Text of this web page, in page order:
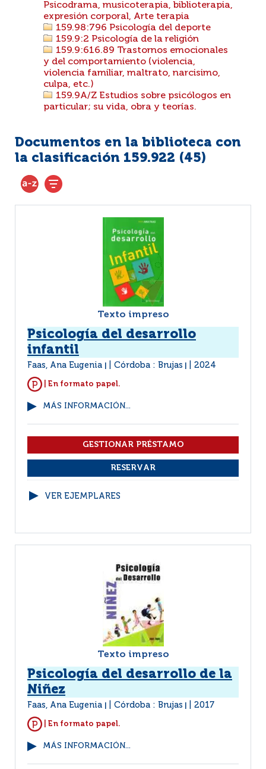
Psicodrama, musicoterapia, biblioterapia,
expresión corporal, Arte terapia
159.98:796 Psicología del deporte
159.9:2 Psicología de la religión
159.9:616.89 Trastornos emocionales
y del comportamiento (violencia,
violencia familiar, maltrato, narcisimo,
culpa, etc.)
159.9A/Z Estudios sobre psicólogos en
particular; su vida, obra y teorías.
Documentos en la biblioteca con
la clasificación 159.922 (45)
Texto impreso
Psicología del desarrollo
infantil
Faas, Ana Eugenia Córdoba : Brujas 2024
| En formato papel.
MÁS INFORMACIÓN...
VER EJEMPLARES
Texto impreso
Psicología del desarrollo de la
Niñez
Faas, Ana Eugenia Córdoba : Brujas 2017
| En formato papel.
MÁS INFORMACIÓN...